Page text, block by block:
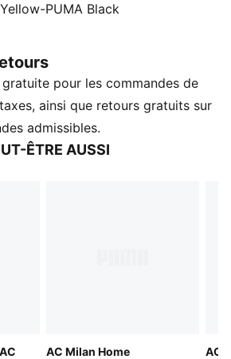
historiques. Ses détails
de rester concentré et à
ET AVANTAGES
: Les tissus techniques
de la peau pour t’aider à
PUMA Black
pour les commandes de
ainsi que retours gratuits sur
admissibles.
ÊTRE AUSSI
AC Milan Home
AC